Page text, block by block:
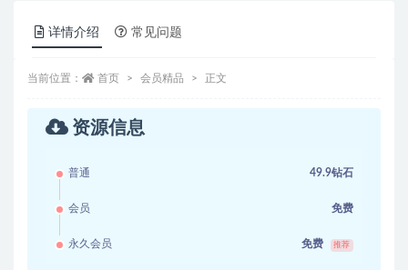
详情介绍 常见问题
当前位置： 首页 会员精品 正文
资源信息
普通 49.9钻石
会员 免费
永久会员 免费 推荐